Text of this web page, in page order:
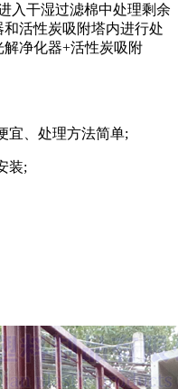
入干湿过滤棉中处理剩余
活性炭吸附塔内进行处
净化器+活性炭吸附
、处理方法简单;
装;